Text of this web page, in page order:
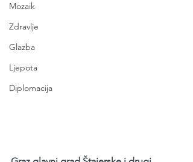
Mozaik
Zdravlje
Glazba
Ljepota
Diplomacija